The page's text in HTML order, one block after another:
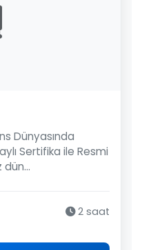
Dünyasında
Sertifika ile Resmi
dün...
2 saat